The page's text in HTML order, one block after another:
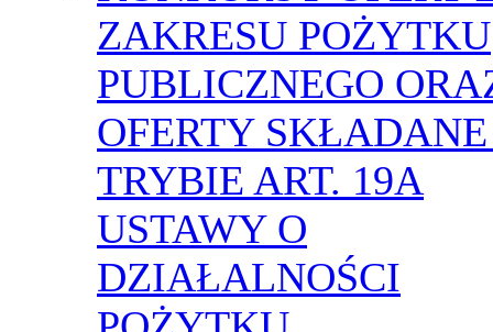
ZAKRESU POŻYTKU
PUBLICZNEGO
OFERTY
TRYBIE ART. 19A
USTAWY O
DZIAŁALNOŚCI